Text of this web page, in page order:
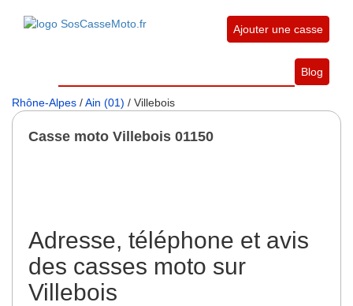
Ajouter une casse
Blog
Rhône-Alpes /Ain (01) / Villebois
Casse moto Villebois 01150
Adresse, téléphone et avis
des casses moto sur
Villebois